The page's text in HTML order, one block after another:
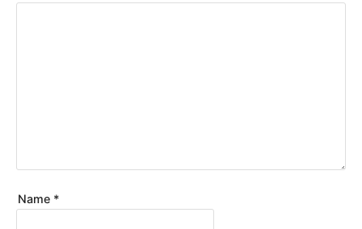
Name *